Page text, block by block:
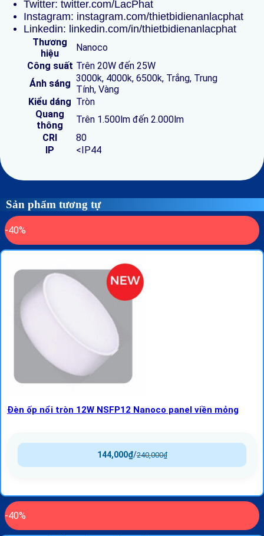
Twitter: twitter.com/LacPhat
Instagram: instagram.com/thietbidienanlacphat
Linkedin: linkedin.com/in/thietbidienanlacphat
Thương
hiệu
Nanoco
Công suất Trên 20W đến 25W
Ánh sáng 3000k, 4000k, 6500k, Trắng, Trung
Tính, Vàng
Kiểu dáng Tròn
Quang
thông
Trên 1.500lm đến 2.000lm
CRI
80
IP
<IP44
Sản phẩm tương tự
-40%
Đèn ốp nổi tròn 12W NSFP12 Nanoco panel viền mỏng
240,000₫
/
144,000₫
-40%